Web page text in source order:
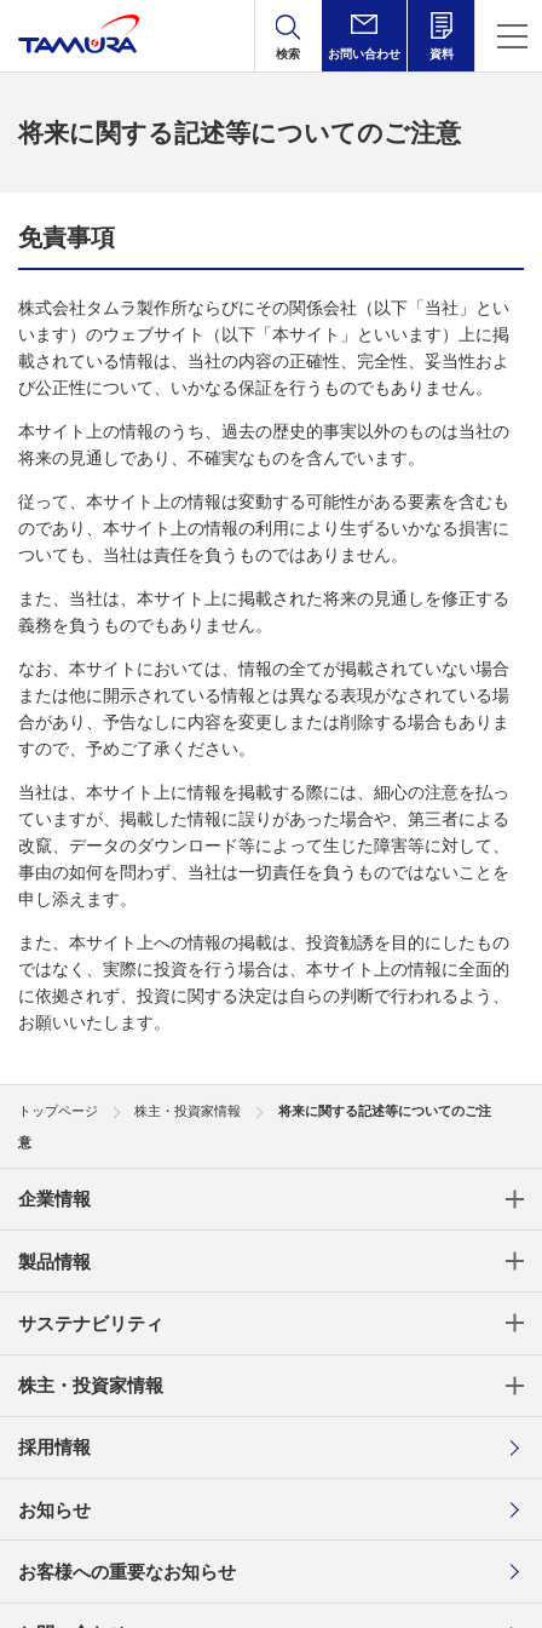
検索 お問い合わせ 資料
将来に関する記述等についてのご注意
免責事項
株式会社タムラ製作所ならびにその関係会社（以下「当社」とい
います）のウェブサイト（以下「本サイト」といいます）上に掲
載されている情報は、当社の内容の正確性、完全性、妥当性およ
び公正性について、いかなる保証を行うものでもありません。
本サイト上の情報のうち、過去の歴史的事実以外のものは当社の
将来の見通しであり、不確実なものを含んでいます。
従って、本サイト上の情報は変動する可能性がある要素を含むも
のであり、本サイト上の情報の利用により生ずるいかなる損害に
ついても、当社は責任を負うものではありません。
また、当社は、本サイト上に掲載された将来の見通しを修正する
義務を負うものでもありません。
なお、本サイトにおいては、情報の全てが掲載されていない場合
または他に開示されている情報とは異なる表現がなされている場
合があり、予告なしに内容を変更しまたは削除する場合もありま
すので、予めご了承ください。
当社は、本サイト上に情報を掲載する際には、細心の注意を払っ
ていますが、掲載した情報に誤りがあった場合や、第三者による
改竄、データのダウンロード等によって生じた障害等に対して、
事由の如何を問わず、当社は一切責任を負うものではないことを
申し添えます。
また、本サイト上への情報の掲載は、投資勧誘を目的にしたもの
ではなく、実際に投資を行う場合は、本サイト上の情報に全面的
に依拠されず、投資に関する決定は自らの判断で行われるよう、
お願いいたします。
トップページ 株主・投資家情報 将来に関する記述等についてのご注
意
企業情報
製品情報
サステナビリティ
株主・投資家情報
採用情報
お知らせ
お客様への重要なお知らせ